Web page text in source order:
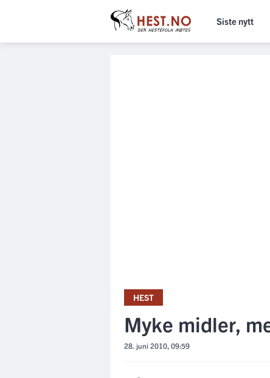
Siste nytt
HEST
Myke midler,
28. juni 2010, 09:59